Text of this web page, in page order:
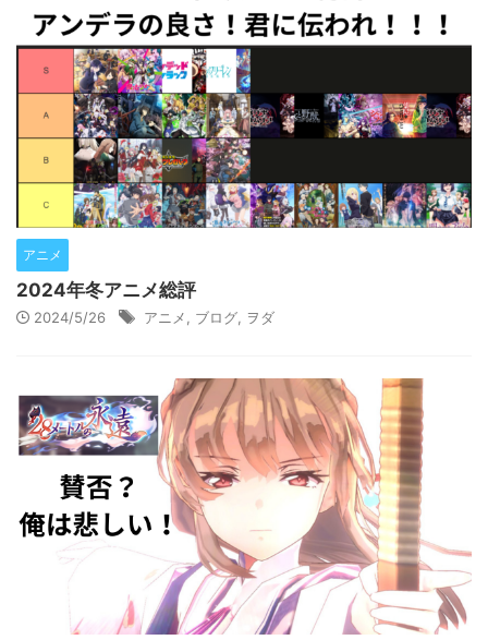
アニメ
2024年冬アニメ総評
2024/5/26 アニメ ブログ ヲダ